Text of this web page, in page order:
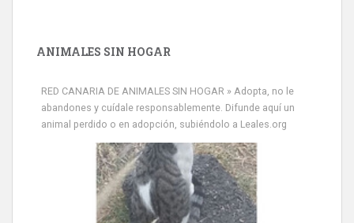
ANIMALES SIN HOGAR
RED CANARIA DE ANIMALES SIN HOGAR » Adopta, no le
abandones y cuídale responsablemente. Difunde aquí un
animal perdido o en adopción, subiéndolo a Leales.org